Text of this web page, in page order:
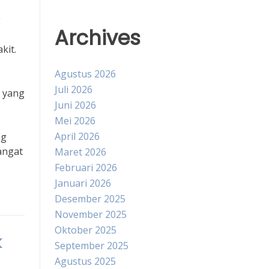
Archives
Agustus 2026
Juli 2026
Juni 2026
Mei 2026
April 2026
Maret 2026
Februari 2026
Januari 2026
Desember 2025
November 2025
Oktober 2025
September 2025
Agustus 2025